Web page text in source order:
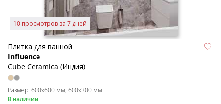
10 просмотров за 7 дней
Плитка для ванной
Influence
Cube Ceramica (Индия)
Размер: 600x600 мм 600x300 мм
В наличии